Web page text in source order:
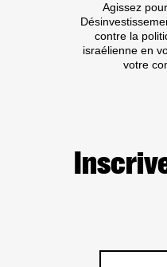
Agissez
contre la
israélienne en
votre